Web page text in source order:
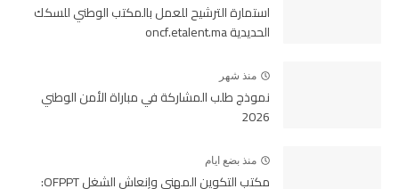
استمارة الترشيح للعمل بالمكتب الوطني للسكك
الحديدية oncf.etalent.ma
منذ شهر
نموذج طلب المشاركة في مباراة الأمن الوطني
2026
منذ بضع ايام
مكتب التكوين المهني وإنعاش الشغل OFPPT: